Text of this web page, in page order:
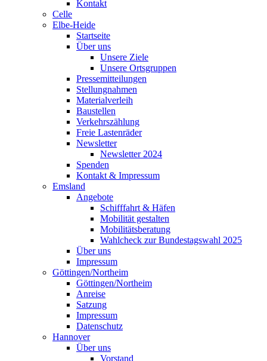
Kontakt
Celle
Elbe-Heide
Startseite
Über uns
Unsere Ziele
Unsere Ortsgruppen
Pressemitteilungen
Stellungnahmen
Materialverleih
Baustellen
Verkehrszählung
Freie Lastenräder
Newsletter
Newsletter 2024
Spenden
Kontakt & Impressum
Emsland
Angebote
Schifffahrt & Häfen
Mobilität gestalten
Mobilitätsberatung
Wahlcheck zur Bundestagswahl 2025
Über uns
Impressum
Göttingen/Northeim
Göttingen/Northeim
Anreise
Satzung
Impressum
Datenschutz
Hannover
Über uns
Vorstand